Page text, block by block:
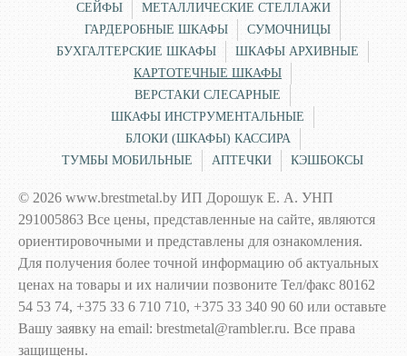
СЕЙФЫ
МЕТАЛЛИЧЕСКИЕ СТЕЛЛАЖИ
ГАРДЕРОБНЫЕ ШКАФЫ
СУМОЧНИЦЫ
БУХГАЛТЕРСКИЕ ШКАФЫ
ШКАФЫ АРХИВНЫЕ
КАРТОТЕЧНЫЕ ШКАФЫ
ВЕРСТАКИ СЛЕСАРНЫЕ
ШКАФЫ ИНСТРУМЕНТАЛЬНЫЕ
БЛОКИ (ШКАФЫ) КАССИРА
ТУМБЫ МОБИЛЬНЫЕ
АПТЕЧКИ КЭШБОКСЫ
© 2026 www.brestmetal.by ИП Дорошук Е. А. УНП
291005863 Все цены, представленные на сайте, являются
ориентировочными и представлены для ознакомления.
Для получения более точной информацию об актуальных
ценах на товары и их наличии позвоните Тел/факс 80162
54 53 74, +375 33 6 710 710, +375 33 340 90 60 или оставьте
Вашу заявку на email: brestmetal@rambler.ru. Все права
защищены.